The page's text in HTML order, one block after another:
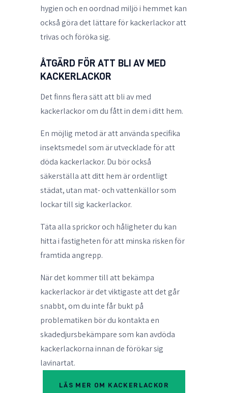
hygien och en oordnad miljö i hemmet kan
också göra det lättare för kackerlackor att
trivas och föröka sig.
ÅTGÄRD FÖR ATT BLI AV MED
KACKERLACKOR
Det finns flera sätt att bli av med
kackerlackor om du fått in dem i ditt hem.
En möjlig metod är att använda specifika
insektsmedel som är utvecklade för att
döda kackerlackor. Du bör också
säkerställa att ditt hem är ordentligt
städat, utan mat- och vattenkällor som
lockar till sig kackerlackor.
Täta alla sprickor och håligheter du kan
hitta i fastigheten för att minska risken för
framtida angrepp.
När det kommer till att bekämpa
kackerlackor är det viktigaste att det går
snabbt, om du inte får bukt på
problematiken bör du kontakta en
skadedjursbekämpare som kan avdöda
kackerlackorna innan de förökar sig
lavinartat.
LÄS MER OM KACKERLACKOR